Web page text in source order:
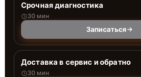
Срочная диагностика
30 мин
Записаться
Доставка в сервис и обратно
30 мин